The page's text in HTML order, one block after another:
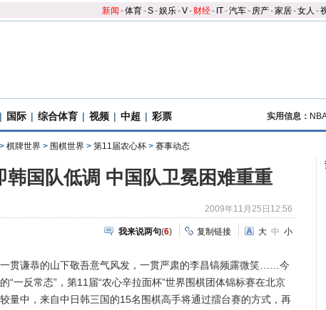
新闻 -体育-S-娱乐-V- 财经- IT-汽车- 房产-家居-女人 -
| 国际 | 综合体育 | 视频 | 中超 | 彩票 实用信息：
> 棋牌世界 > 围棋世界 > 第11届农心杯 > 赛事动态
韩国队低调 中国队卫冕困难重重
2009年11月25日12:56
我来说两句(6) 复制链接 大 中 小
谦恭的山下敬吾意气风发，一贯严肃的李昌镐频露微笑……今
“一反常态”，第11届“农心辛拉面杯”世界围棋团体锦标赛在北京
量中，来自中日韩三国的15名围棋高手将通过擂台赛的方式，再